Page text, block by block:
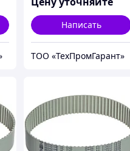
Написать
ТОО «ТехПромГарант»